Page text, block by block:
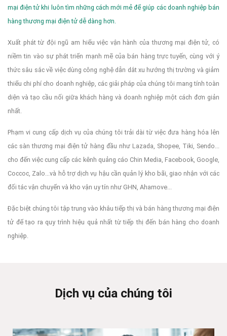
mại điện tử khi luôn tìm những cách mới mẻ để giúp các doanh nghiệp bán
hàng thương mại điện tử dễ dàng hơn.
Xuất phát từ đội ngũ am hiểu việc vận hành của thương mại điện tử, có
niềm tin vào sự phát triển mạnh mẽ của bán hàng trực tuyến, cùng với ý
thức sâu sắc về việc dùng công nghệ dẫn dắt xu hướng thị trường và giảm
thiểu chi phí cho doanh nghiệp, các giải pháp của chúng tôi mang tính toàn
diện và tạo cầu nối giữa khách hàng và doanh nghiệp một cách đơn giản
nhất.
Phạm vi cung cấp dịch vụ của chúng tôi trải dài từ việc đưa hàng hóa lên
các sàn thương mại điện tử hàng đầu như Lazada, Shopee, Tiki, Sendo...
cho đến việc cung cấp các kênh quảng cáo Chin Media, Facebook, Google,
Coccoc, Zalo...và hỗ trợ dịch vụ hậu cần quản lý kho bãi, giao nhận với các
đối tác vận chuyển và kho vận uy tín như GHN, Ahamove...
Đặc biệt chúng tôi tập trung vào khâu tiếp thị và bán hàng thương mại điện
tử để tạo ra quy trình hiệu quả nhất từ tiếp thị đến bán hàng cho doanh
nghiệp.
Dịch vụ của chúng tôi